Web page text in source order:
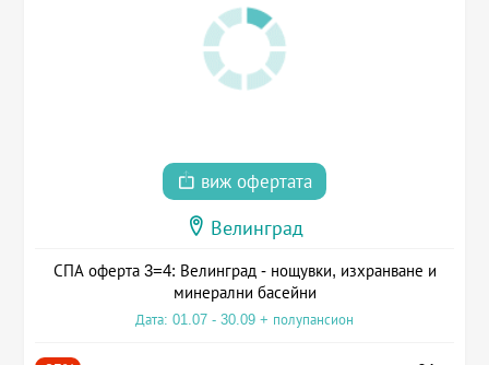
виж офертата
Велинград
СПА оферта 3=4: Велинград - нощувки, изхранване и
минерални басейни
Дата: 01.07 - 30.09 + полупансион